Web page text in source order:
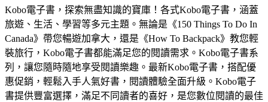
Kobo電子書，探索無盡知識的寶庫！各式Kobo電子書，涵蓋
旅遊、生活、學習等多元主題。無論是《150 Things To Do In
Canada》帶您暢遊加拿大，還是《How To Backpack》教您輕
裝旅行，Kobo電子書都能滿足您的閱讀需求。Kobo電子書系
列，讓您隨時隨地享受閱讀樂趣。最新Kobo電子書，搭配優
惠促銷，輕鬆入手人氣好書，閱讀體驗全面升級。Kobo電子
書提供豐富選擇，滿足不同讀者的喜好，是您數位閱讀的最佳